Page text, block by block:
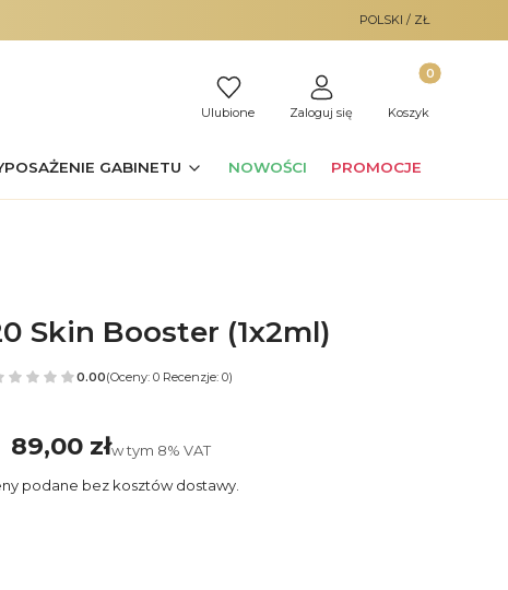
POLSKI / ZŁ
Ulubione Zaloguj się
Produkty w
Koszyk
GABINETU NOWOŚCI PROMOCJE
Skin Booster (1x2ml)
0.00(Oceny: 0 Recenzje: 0)
Cena
89,00 złw tym 8% VAT
w tym 8% VAT
podane bez kosztów dostawy.